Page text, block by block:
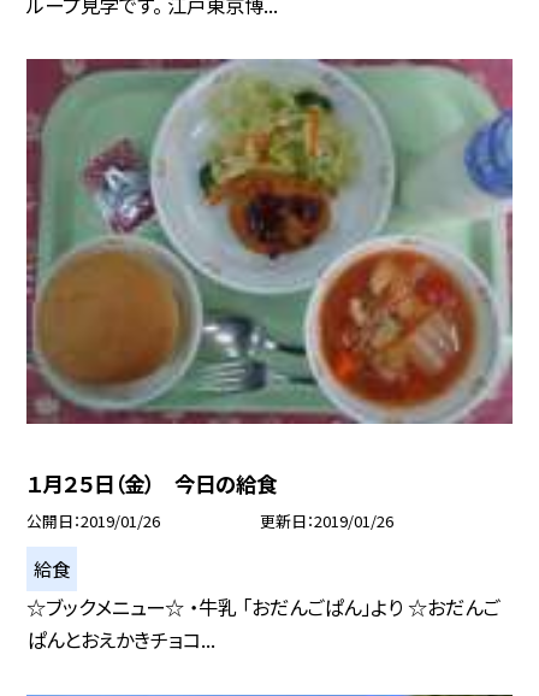
１月２５日（金） 今日の給食
公開日 2019/01/26 更新日 2019/01/26
給食
☆ブックメニュー☆ ・牛乳 「おだんごぱん」より ☆おだんご
ぱんとおえかきチョコ...